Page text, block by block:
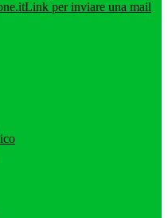
Link per inviare una mail